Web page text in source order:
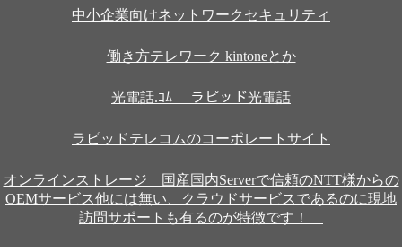
中小企業向けネットワークセキュリティ
働き方テレワーク kintoneとか
光電話.ｺﾑ ラピッド光電話
ラピッドテレコムのコーポレートサイト
オンラインストレージ 国産国内Serverで信頼のNTT様からの
OEMサービス他には無い、クラウドサービスであるのに現地
訪問サポートも有るのが特徴です！